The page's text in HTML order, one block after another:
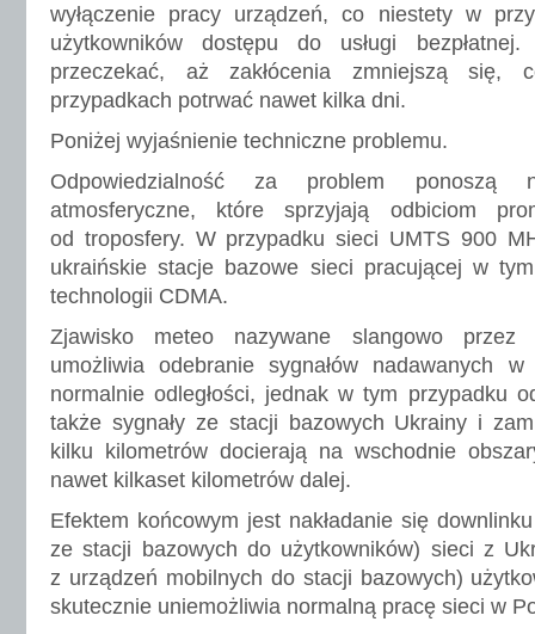
wyłączenie pracy urządzeń, co niestety w
użytkowników dostępu do usługi
przeczekać, aż zakłócenia zmniejszą się,
przypadkach potrwać nawet kilka dni.
Poniżej wyjaśnienie techniczne problemu.
Odpowiedzialność za problem ponoszą
atmosferyczne, które sprzyjają odbiciom
od troposfery. W przypadku sieci UMTS 900
ukraińskie stacje bazowe sieci pracującej w
technologii CDMA.
Zjawisko meteo nazywane slangowo przez
umożliwia odebranie sygnałów nadawanych
normalnie odległości, jednak w tym przypadku
także sygnały ze stacji bazowych Ukrainy i
kilku kilometrów docierają na wschodnie
nawet kilkaset kilometrów dalej.
Efektem końcowym jest nakładanie się
ze stacji bazowych do użytkowników) sieci z
z urządzeń mobilnych do stacji bazowych)
skutecznie uniemożliwia normalną pracę sieci w